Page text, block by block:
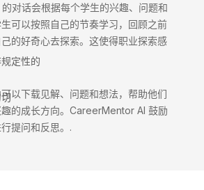
对话会根据每个学生的兴趣、问题和
可以按照自己的节奏学习，回顾之前
的好奇心去探索。这使得职业探索感
定性的
以下载见解、问题和想法，帮助他们
的成长方向。CareerMentor AI 鼓励
提问和反思。.